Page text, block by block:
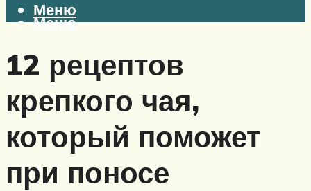
Меню
Меню
12 рецептов
крепкого чая,
который поможет
при поносе